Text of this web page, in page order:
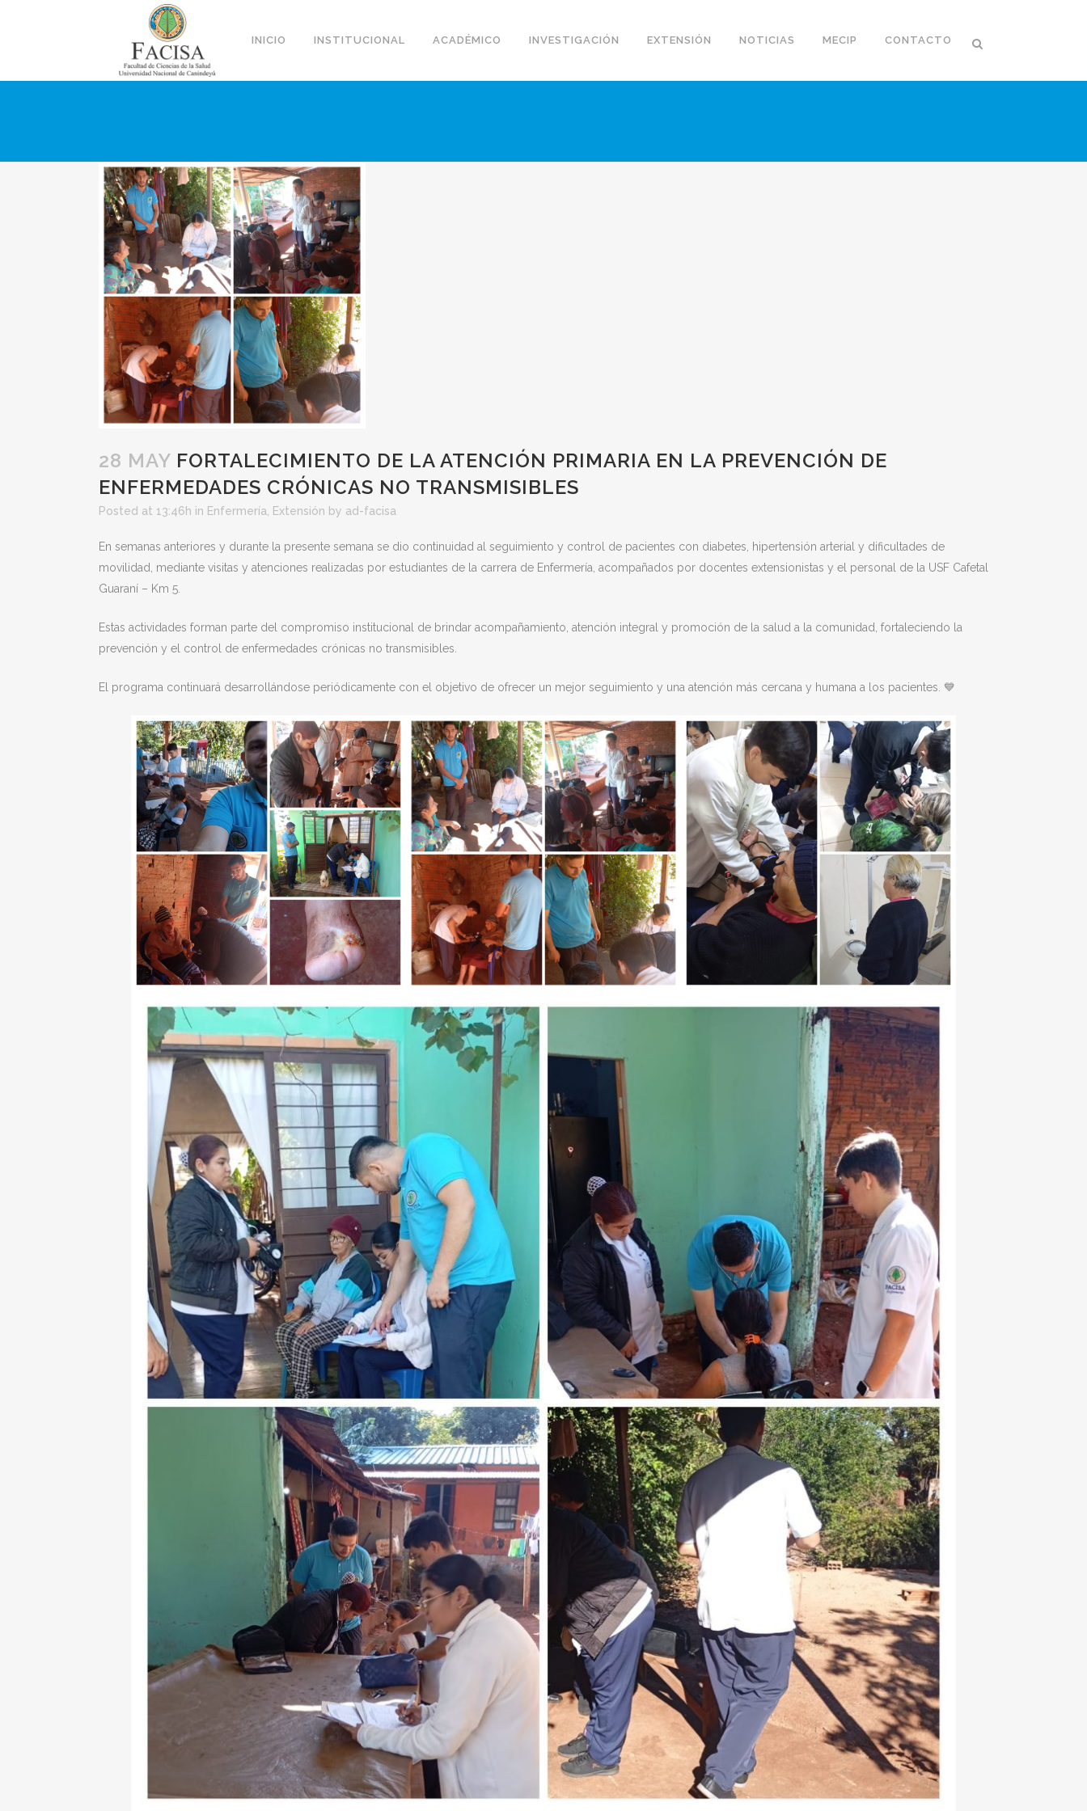
INICIO INSTITUCIONAL ACADÉMICO INVESTIGACIÓN EXTENSIÓN NOTICIAS MECIP CONTACTO
28 MAY FORTALECIMIENTO DE LA ATENCIÓN PRIMARIA EN LA PREVENCIÓN DE
ENFERMEDADES CRÓNICAS NO TRANSMISIBLES
Posted at 13:46h in Enfermería Extensión by ad-facisa
En semanas anteriores y durante la presente semana se dio continuidad al seguimiento y control de pacientes con diabetes, hipertensión arterial y dificultades de
movilidad, mediante visitas y atenciones realizadas por estudiantes de la carrera de Enfermería, acompañados por docentes extensionistas y el personal de la USF Cafetal
Guaraní – Km 5.
Estas actividades forman parte del compromiso institucional de brindar acompañamiento, atención integral y promoción de la salud a la comunidad, fortaleciendo la
prevención y el control de enfermedades crónicas no transmisibles.
El programa continuará desarrollándose periódicamente con el objetivo de ofrecer un mejor seguimiento y una atención más cercana y humana a los pacientes. 💙